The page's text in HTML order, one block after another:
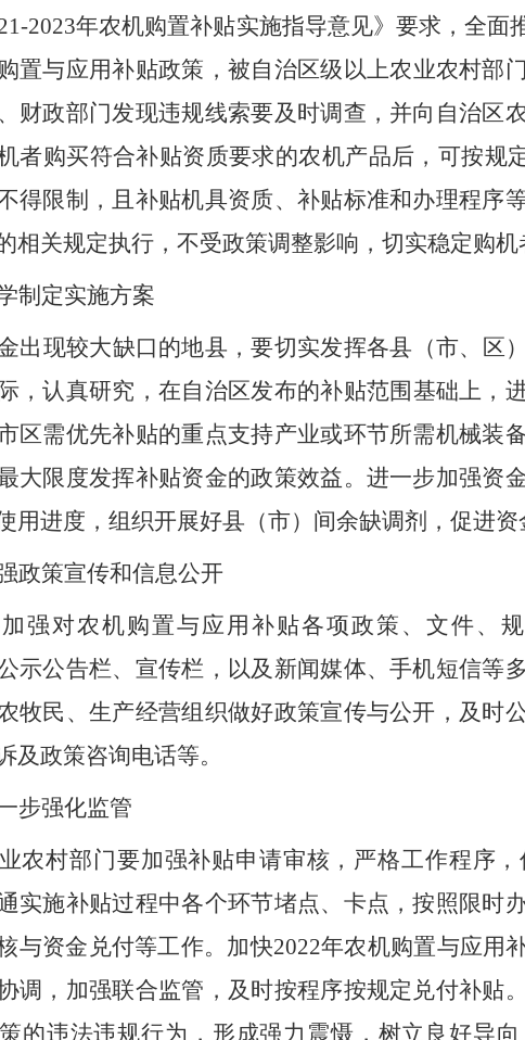
2023年农机购置补贴实施指导意见》要求，全面
置与应用补贴政策 ， 被自治区级 以上农业农村部
财政部门发现违规线索要及时调查 ， 并向 自治区
者购买符合补贴资质要求的农机产品后，可按规
得限制 ， 且补贴机具资质、补贴标准和办理程序
相关规定执行，不受政策调整影响，切实稳定购机
制定实施方案
出现较大缺口的地县，要切实发挥各县（市、区
，认真研究，在自治区发布的补贴范围基础上，
区需优先补贴的重点支持产业或环节所需机械装
大限度发挥补贴资金的政策效益。进一步加强资
用进度 ， 组织开展好县 （市） 间余缺调剂 ， 促进资
政策宣传和信息公开
加强对农机购置与应用补贴各项政策、文件、
公示公告栏、宣传栏，以及新闻媒体、手机短信等
牧民、生产经营组织做好政策宣传与公开，及时
及政策咨询电话等。
步强化监管
农村部门要加强补贴申请审核，严格工作程序
实施补贴过程中各个环节堵点、卡点，按照限时
与资金兑付等工作。加快2022年农机购置与应用
调，加强联合监管， 及时按程序按规定兑付补贴
的违法违规行为，形成强力震慑 ， 树立良好导向